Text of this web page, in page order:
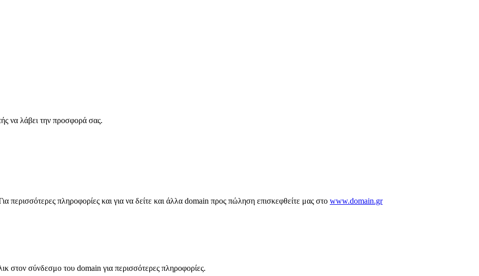
να λάβει την προσφορά σας.
πληροφορίες και για να δείτε και άλλα domain προς πώληση επισκεφθείτε μας στο www.domain.gr
στον σύνδεσμο του domain για περισσότερες πληροφορίες.